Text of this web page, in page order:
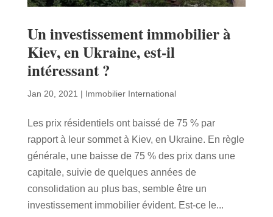
Un investissement immobilier à
Kiev, en Ukraine, est-il
intéressant ?
Jan 20, 2021 | Immobilier International
Les prix résidentiels ont baissé de 75 % par
rapport à leur sommet à Kiev, en Ukraine. En règle
générale, une baisse de 75 % des prix dans une
capitale, suivie de quelques années de
consolidation au plus bas, semble être un
investissement immobilier évident. Est-ce le...